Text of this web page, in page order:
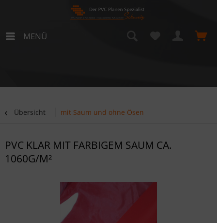
MENÜ
Übersicht mit Saum und ohne Ösen
PVC KLAR MIT FARBIGEM SAUM CA.
1060G/M²